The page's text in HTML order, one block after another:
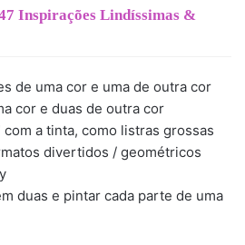
Inspirações Lindíssimas &
de uma cor e uma de outra cor
cor e duas de outra cor
com a tinta, como listras grossas
divertidos / geométricos
duas e pintar cada parte de uma